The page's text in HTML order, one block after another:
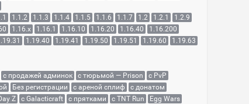
1.1.2 1.1.3 1.1.4 1.1.5 1.1.6 1.1.7 1.2 1.2.1
1.2.9
1.16.x 1.16.1 1.16.10 1.16.20 1.16.40
1.16.200
1.19.40 1.19.41 1.19.50 1.19.51 1.19.60
1.19.63
с продажей админок с тюрьмой — Prison
с PvP
Без регистрации с ареной сплиф
с донатом
Z с Galacticraft с прятками с TNT Run
Egg Wars